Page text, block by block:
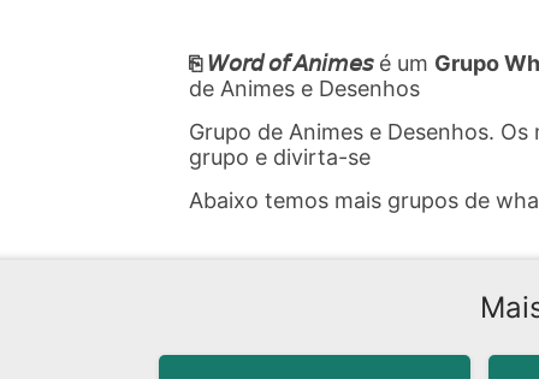
⎘ 𝘞𝘰𝘳𝘥 𝘰𝘧 𝘈𝘯𝘪𝘮𝘦𝘴é um Grupo
de Animes e Desenhos
Grupo de Animes e Desenhos.
grupo e divirta-se
Abaixo temos mais grupos de